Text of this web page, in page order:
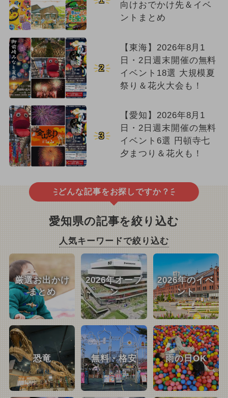
向けおでかけ先＆イベ
ントまとめ
2
【東海】2026年8月1
日・2日週末開催の無料
イベント18選 大規模夏
祭り＆花火大会も！
3
【愛知】2026年8月1
日・2日週末開催の無料
イベント6選 円頓寺七
夕まつり＆花火も！
どんな記事をお探しですか？
愛知県の記事を絞り込む
人気キーワードで絞り込む
厳選お出かけ
まとめ
2026年オープ
ン
2026年のイベ
ント
恐竜 無料・格安 雨の日OK